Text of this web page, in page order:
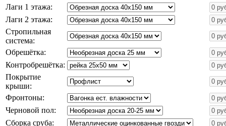
Лаги 1 этажа:
Лаги 2 этажа:
Стропильная
система:
Обрешётка:
Контробрешётка:
Покрытие
крыши:
Фронтоны:
Черновой пол:
Сборка сруба: